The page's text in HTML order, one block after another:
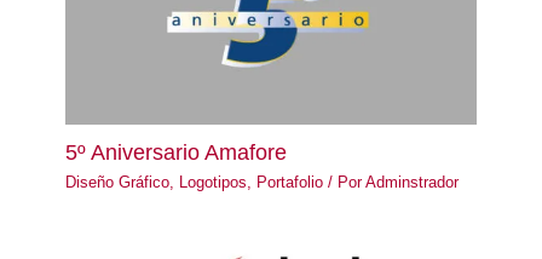
5º Aniversario Amafore
Diseño Gráfico Logotipos Portafolio / PorAdminstrador